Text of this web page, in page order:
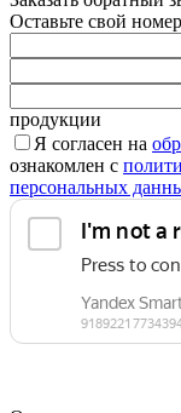
Оставьте свой
продукции
Я согласен на
ознакомлен с
персональных